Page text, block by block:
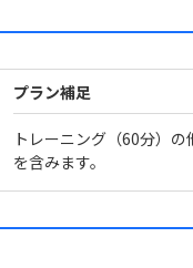
プラン補足
トレーニング（60分）
を含みます。